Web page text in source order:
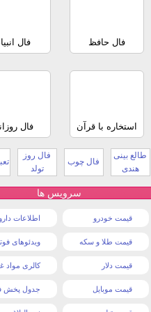
فال حافظ فال
استخاره با قرآن فال
طالع بینی
هندی
فال چوب
فال روز
تولد
سرویس ها
قیمت خودرو اطلاعات
قیمت طلا و سکه ویدئوهای
قیمت دلار کالری مواد
قیمت موبایل جدول پخش